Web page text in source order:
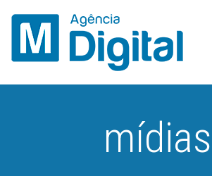
mídias